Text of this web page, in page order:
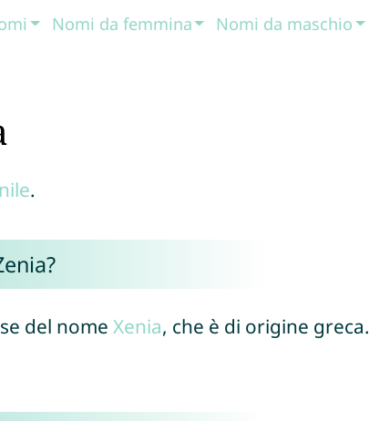
Nomi da femmina Nomi da maschio
.
del nome Xenia, che è di origine greca.